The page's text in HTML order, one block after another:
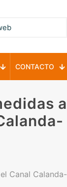
CONTACTO
a
Canal Calanda-